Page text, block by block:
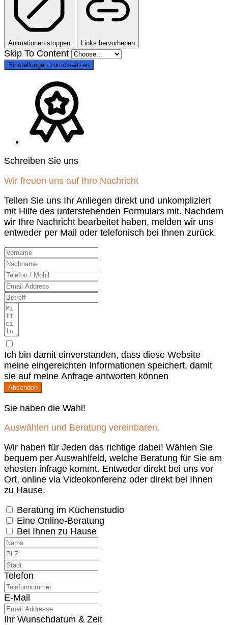
Animationen stoppen Links hervorheben
Skip To Content
Einstellungen zurücksetzen
Schreiben Sie uns
Wir freuen uns auf Ihre Nachricht
Teilen Sie uns Ihr Anliegen direkt und unkompliziert
mit Hilfe des unterstehenden Formulars mit. Nachdem
wir Ihre Nachricht bearbeitet haben, melden wir uns
entweder per Mail oder telefonisch bei Ihnen zurück.
Ich bin damit einverstanden, dass diese Website
meine eingereichten Informationen speichert, damit
sie auf meine Anfrage antworten können
Absenden
Sie haben die Wahl!
Auswählen und Beratung vereinbaren.
Wir haben für Jeden das richtige dabei! Wählen Sie
bequem per Auswahlfeld, welche Beratung für Sie am
ehesten infrage kommt. Entweder direkt bei uns vor
Ort, online via Videokonferenz oder direkt bei Ihnen
zu Hause.
Beratung im Küchenstudio
Eine Online-Beratung
Bei Ihnen zu Hause
Telefon
E-Mail
Ihr Wunschdatum & Zeit